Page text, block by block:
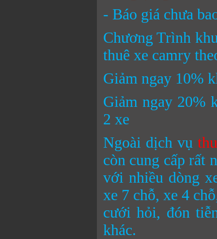
- Báo giá chưa
Chương Trình
thuê xe camry
Giảm ngay 10%
Giảm ngay 20%
2 xe
Ngoài dịch vụ
còn cung cấp rất
với nhiều dòng
xe 7 chỗ, xe 4
cưới hỏi, đón
khác.